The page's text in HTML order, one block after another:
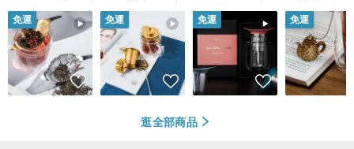
免運 免運 免運 免運
逛全部商品